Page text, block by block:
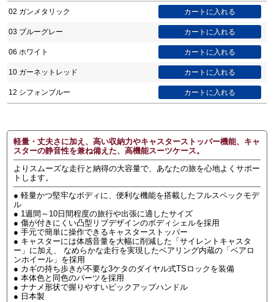
02 ガンメタリック
03 ブルーグレー
06 ホワイト
10 ガーネットレッド
12 シフォンブルー
軽量・丈夫さに加え、高い収納力やキャスターストッパー機能、キャ
スターの静音性を兼ね備えた、高機能スーツケース。
よりスムーズな走行と納得の大容量で、あなたの旅を心地よくサポー
トします。
● 軽量かつ堅牢なボディに、便利な機能を搭載したフルスペックモデ
ル
● 1週間～10日間程度の旅行や出張に適したサイズ
● 傷が付きにくい凸型リブデザインのボディシェルを採用
● 手元で簡単に操作できるキャスターストッパー
● キャスターには体感音量を大幅に削減した「サイレントキャスタ
ー」に加え、 なめらかな走行を実現したベアリング内蔵の「ベアロ
ンホイール」を採用
● カギの持ち歩きが不要な3ケタのダイヤル式TSロックを装備
● 本体色と同色のパーツを採用
● ナナメ形状で握りやすいピックアップハンドル
● 日本製